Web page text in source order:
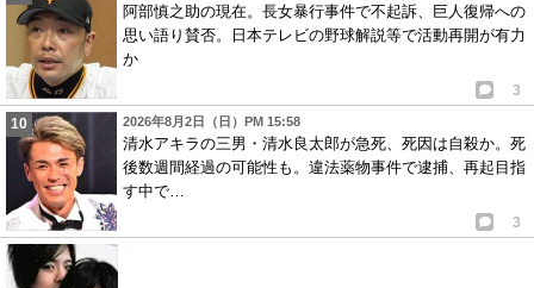
阿部慎之助の現在。長女暴行事件で不起訴、巨人復帰への
思い語り賛否。日本テレビの野球解説等で活動再開が有力
か
3
2026年8月2日（日）PM 15:58
清水アキラの三男・清水良太郎が急死、死因は自殺か。死
後数週間経過の可能性も。違法薬物事件で逮捕、再起目指
す中で…
3